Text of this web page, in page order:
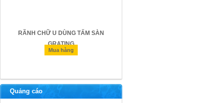
RÃNH CHỮ U DÙNG TẤM SÀN
GRATING
Mua hàng
Quảng cáo